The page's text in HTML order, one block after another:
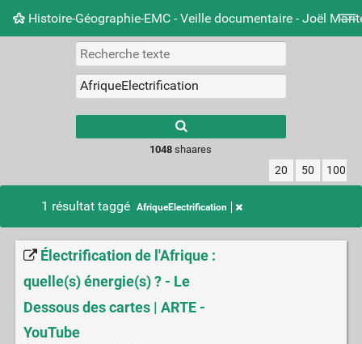
Histoire-Géographie-EMC - Veille documentaire - Joël
Nuage de tags Mur d'images
results.
1048 shaares
20 50 100
1 résultat taggé AfriqueElectrification
Électrification de l'Afrique :
quelle(s) énergie(s) ? - Le
Dessous des cartes | ARTE -
YouTube